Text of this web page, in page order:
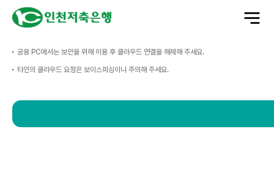
전
체
공용 PC에서는 보안을 위해 이용 후 클라우드 연결을 해제해 주세요.
타인의 클라우드 요청은 보이스피싱이니 주의해 주세요.